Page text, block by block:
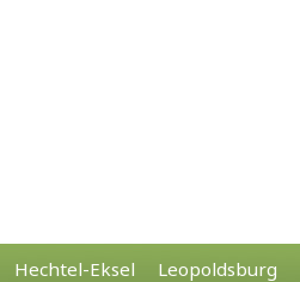
Hechtel-Eksel Leopoldsburg